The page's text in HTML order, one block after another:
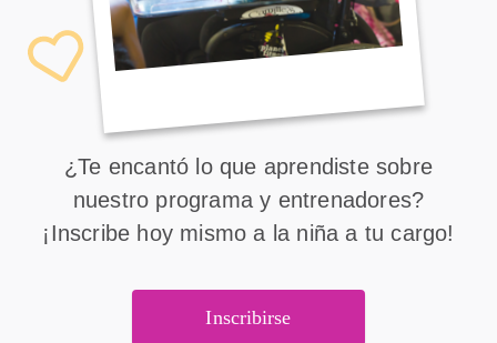
¿Te encantó lo que aprendiste sobre
nuestro programa y entrenadores?
¡Inscribe hoy mismo a la niña a tu cargo!
Inscribirse